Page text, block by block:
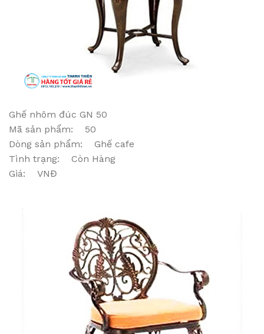
Ghế nhôm đúc GN 50
Mã sản phẩm: 50
Dòng sản phẩm: Ghế cafe
Tình trạng: Còn Hàng
Giá: VNĐ